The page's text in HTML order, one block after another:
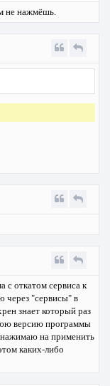
не нажмёшь.
с откатом сервиса к
через "сервисы" в
знает который раз
версию программы
нажимаю на применить
каких-либо